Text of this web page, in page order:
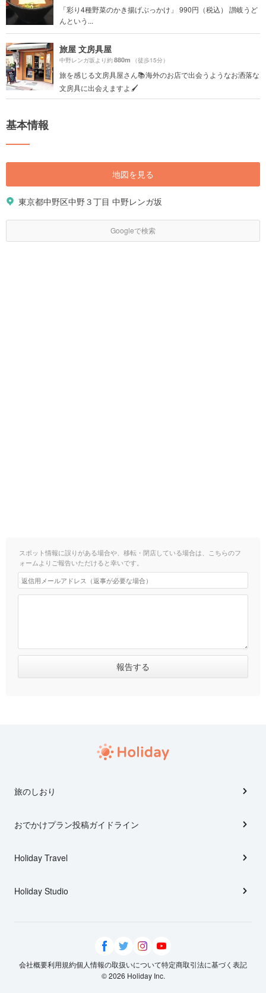
「彩り4種野菜のかき揚げぶっかけ」 990円（税込） 讃岐うど
んという...
旅屋 文房具屋
中野レンガ坂より約880m （徒歩15分）
旅を感じる文房具屋さん📚海外のお店で出会うようなお洒落な
文房具に出会えますよ🖌
基本情報
地図を見る
東京都中野区中野３丁目 中野レンガ坂
Googleで検索
スポット情報に誤りがある場合や、移転・閉店している場合は、こちらのフ
ォームよりご報告いただけると幸いです。
旅のしおり
おでかけプラン投稿ガイドライン
Holiday Travel
Holiday Studio
会社概要利用規約個人情報の取扱いについて特定商取引法に基づく表記
© 2026 Holiday Inc.